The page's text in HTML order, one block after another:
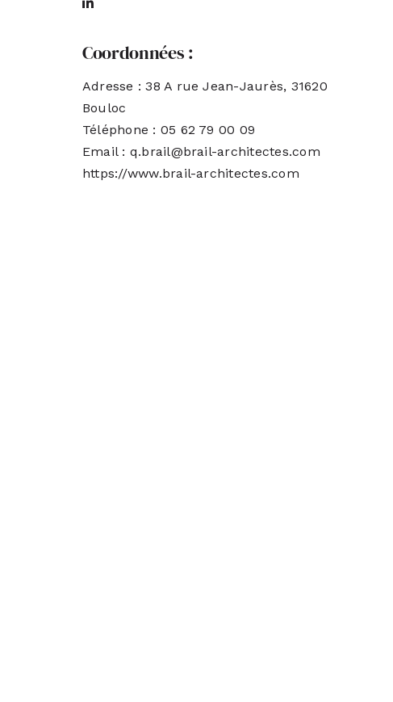
Coordonnées :
Adresse : 38 A rue Jean-Jaurès, 31620
Bouloc
Téléphone : 05 62 79 00 09
Email : q.brail@brail-architectes.com
https://www.brail-architectes.com